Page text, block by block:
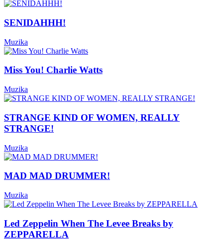
SENIDAHHH!
Muzika
Miss You! Charlie Watts
Muzika
STRANGE KIND OF WOMEN, REALLY
STRANGE!
Muzika
MAD MAD DRUMMER!
Muzika
Led Zeppelin When The Levee Breaks by
ZEPPARELLA